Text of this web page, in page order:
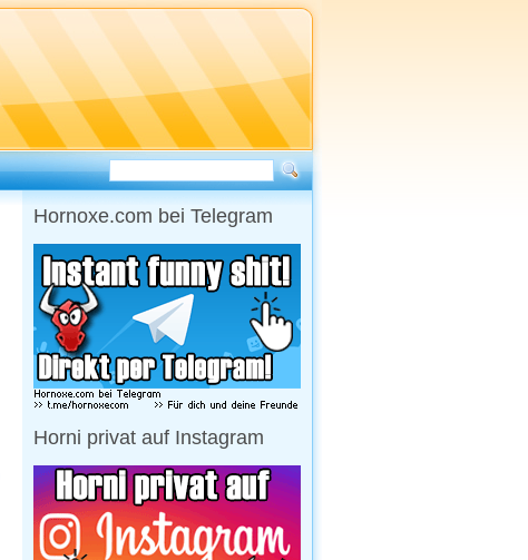
Hornoxe.com bei Telegram
Horni privat auf Instagram